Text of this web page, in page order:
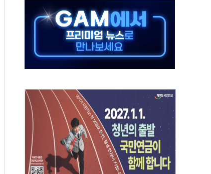
與 "적극 환영"·野 "졸속 국정"